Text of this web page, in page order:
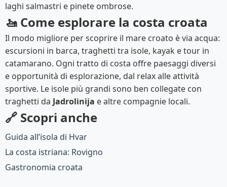
laghi salmastri e pinete ombrose.
🚤 Come esplorare la costa croata
Il modo migliore per scoprire il mare croato è via acqua:
escursioni in barca, traghetti tra isole, kayak e tour in
catamarano. Ogni tratto di costa offre paesaggi diversi
e opportunità di esplorazione, dal relax alle attività
sportive. Le isole più grandi sono ben collegate con
traghetti da Jadrolinija e altre compagnie locali.
🔗 Scopri anche
Guida all’isola di Hvar
La costa istriana: Rovigno
Gastronomia croata